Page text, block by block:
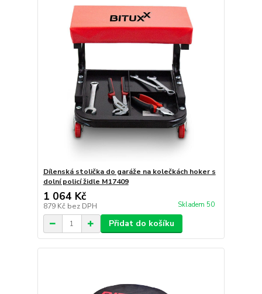
Dílenská stolička do garáže na kolečkách hoker s
dolní policí židle M17409
1 064 Kč
879 Kč bez DPH Skladem 50
Přidat do košíku